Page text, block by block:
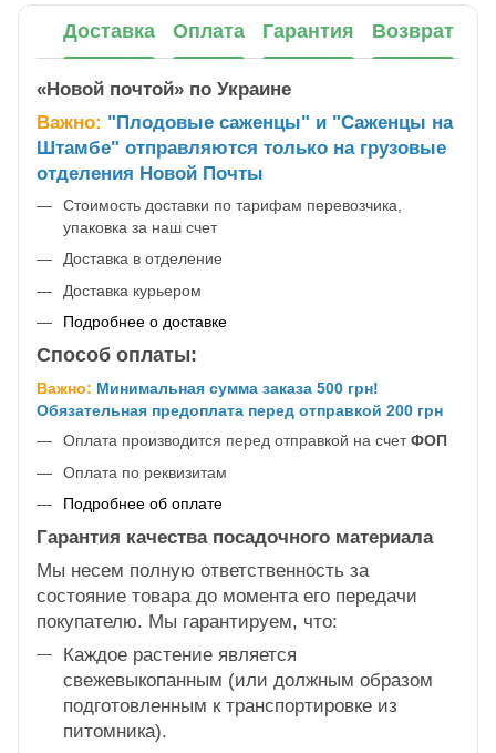
Доставка Оплата Гарантия Возврат
«Новой почтой» по Украине
Важно: "Плодовые саженцы" и "Саженцы на
Штамбе" отправляются только на грузовые
отделения Новой Почты
Стоимость доставки по тарифам перевозчика,
упаковка за наш счет
Доставка в отделение
Доставка курьером
Подробнее о доставке
Способ оплаты:
Важно: Минимальная сумма заказа 500 грн!
Обязательная предоплата перед отправкой 200 грн
Оплата производится перед отправкой на счетФОП
Оплата по реквизитам
Подробнее об оплате
Гарантия качества посадочного материала
Мы несем полную ответственность за
состояние товара до момента его передачи
покупателю. Мы гарантируем, что:
Каждое растение является
свежевыкопанным (или должным образом
подготовленным к транспортировке из
питомника).